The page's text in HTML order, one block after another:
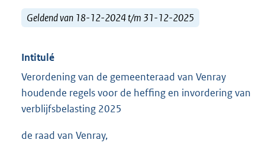
Geldend van 18-12-2024 t/m 31-12-2025
Intitulé
Verordening van de gemeenteraad van Venray
houdende regels voor de heffing en invordering van
verblijfsbelasting 2025
de raad van Venray,